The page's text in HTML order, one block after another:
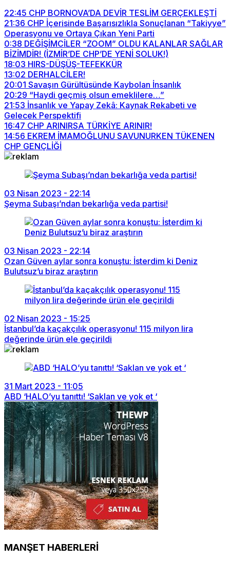
22:45 CHP BORNOVA’DA DEVİR TESLİM GERÇEKLEŞTİ
21:36 CHP İçerisinde Başarısızlıkla Sonuçlanan “Takiyye”
Operasyonu ve Ortaya Çıkan Yeni Parti
0:38 DEĞİŞİMCİLER “ZOOM” OLDU KALANLAR SAĞLAR
BİZİMDİR! (İZMİR’DE CHP’DE YENİ SOLUK!)
18:03 HIRS-DÜŞÜŞ-TEFEKKÜR
13:02 DERHALCİLER!
20:01 Savaşın Gürültüsünde Kaybolan İnsanlık
20:29 “Haydi geçmiş olsun emeklilere…”
21:53 İnsanlık ve Yapay Zekâ: Kaynak Rekabeti ve
Gelecek Perspektifi
16:47 CHP ARINIRSA TÜRKİYE ARINIR!
14:56 EKREM İMAMOĞLUNU SAVUNURKEN TÜKENEN
CHP GENÇLİĞİ
03 Nisan 2023 - 22:14
Şeyma Subaşı’ndan bekarlığa veda partisi!
03 Nisan 2023 - 22:14
Ozan Güven aylar sonra konuştu: İsterdim ki Deniz
Bulutsuz’u biraz araştırın
02 Nisan 2023 - 15:25
İstanbul’da kaçakçılık operasyonu! 115 milyon lira
değerinde ürün ele geçirildi
31 Mart 2023 - 11:05
ABD ‘HALO’yu tanıttı! ‘Saklan ve yok et ‘
MANŞET HABERLERİ